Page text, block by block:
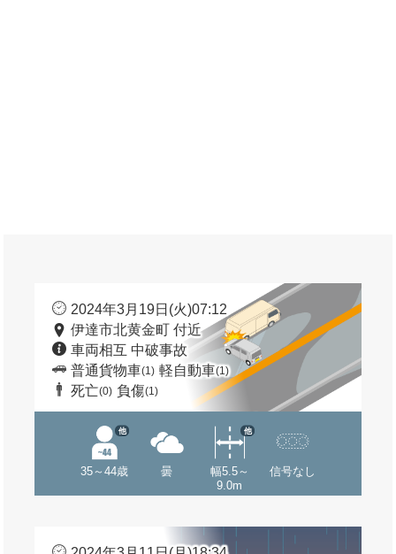
2024年3月19日(火)07:12
伊達市北黄金町 付近
車両相互 中破事故
普通貨物車(1) 軽自動車(1)
死亡(0) 負傷(1)
35～44歳
他
曇
幅5.5～
9.0m
他
信号なし